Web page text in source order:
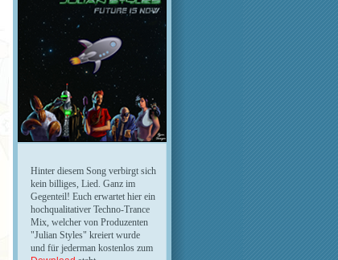
Hinter diesem Song verbirgt sich
kein billiges, Lied. Ganz im
Gegenteil! Euch erwartet hier ein
hochqualitativer Techno-Trance
Mix, welcher von Produzenten
"Julian Styles" kreiert wurde
und für jederman kostenlos zum